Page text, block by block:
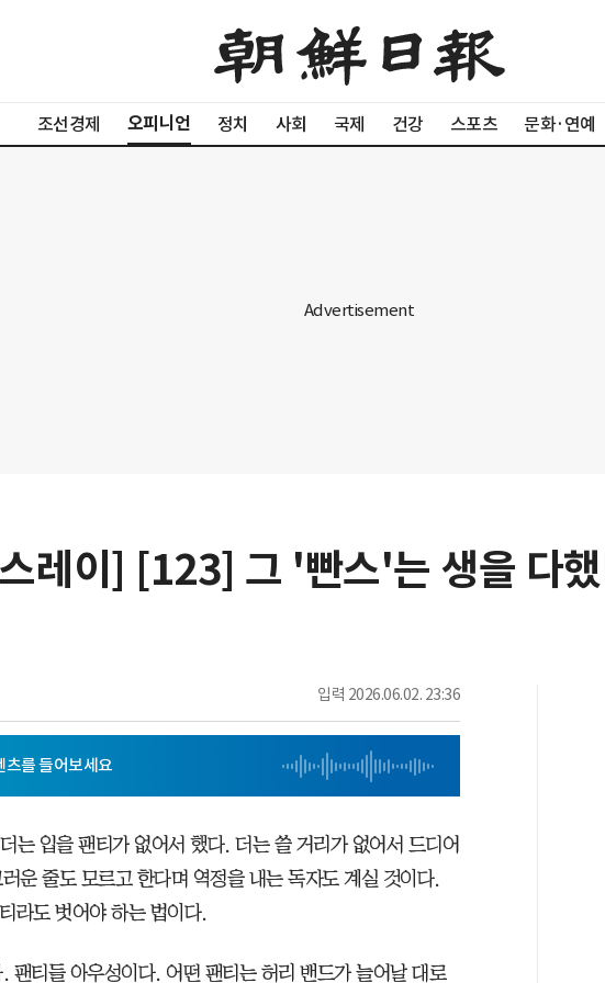
조선경제 오피니언 정치 사회 국제 건강 스포츠 문화·연예
레이] [123] 그 '빤스'는 생을 다
입력 2026.06.02. 23:36
는 입을 팬티가 없어서 했다. 더는 쓸 거리가 없어서 드디어
운 줄도 모르고 한다며 역정을 내는 독자도 계실 것이다.
라도 벗어야 하는 법이다.
팬티들 아우성이다. 어떤 팬티는 허리 밴드가 늘어날 대로